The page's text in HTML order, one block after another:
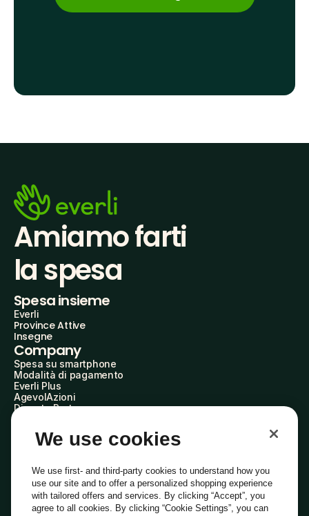
Amiamo farti
la spesa
Spesa insieme
Everli
Province Attive
Insegne
Company
Spesa su smartphone
Modalità di pagamento
Everli Plus
AgevolAzioni
Diventa Partner
Everli Shoppers
About Us
Everli News
Domande frequenti
Lavora con noi
Diventa Shopper
Investitori
We use cookies
We use first- and third-party cookies to understand how you
use our site and to offer a personalized shopping experience
with tailored offers and services. By clicking “Accept”, you
agree to all cookies. By clicking “Cookie Settings”, you can